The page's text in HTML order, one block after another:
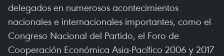
delegados en numerosos acontecimientos
nacionales e internacionales importantes, como el
Congreso Nacional del Partido, el Foro de
Cooperación Económica Asia-Pacífico 2006 y 2017